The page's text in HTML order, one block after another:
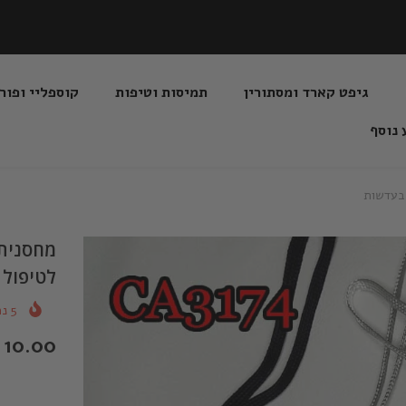
גיפט קארד ומסתורין תמיסות וטיפות
קוספליי
נוסף
5
10.00 שקלים